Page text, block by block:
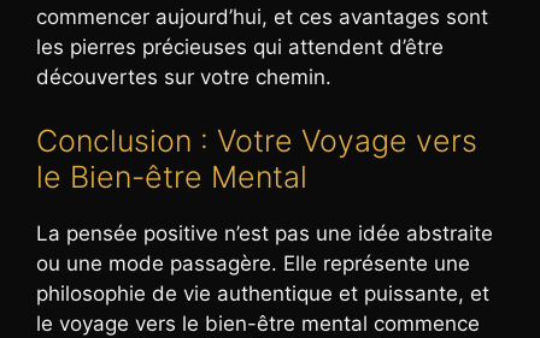
commencer aujourd’hui, et ces avantages sont
les pierres précieuses qui attendent d’être
découvertes sur votre chemin.
Conclusion : Votre Voyage vers
le Bien-être Mental
La pensée positive n’est pas une idée abstraite
ou une mode passagère. Elle représente une
philosophie de vie authentique et puissante, et
le voyage vers le bien-être mental commence